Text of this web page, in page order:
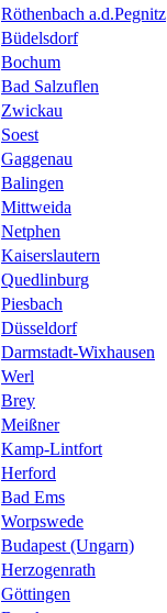
Röthenbach a.d.Pegnitz
Büdelsdorf
Bochum
Bad Salzuflen
Zwickau
Soest
Gaggenau
Balingen
Mittweida
Netphen
Kaiserslautern
Quedlinburg
Piesbach
Düsseldorf
Darmstadt-Wixhausen
Werl
Brey
Meißner
Kamp-Lintfort
Herford
Bad Ems
Worpswede
Budapest (Ungarn)
Herzogenrath
Göttingen